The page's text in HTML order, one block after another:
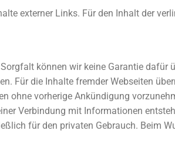
externer Links. Für den Inhalt der
können wir keine Garantie dafür
Für die Inhalte fremder Webseiten
ohne vorherige Ankündigung
Verbindung mit Informationen
für den privaten Gebrauch. Beim